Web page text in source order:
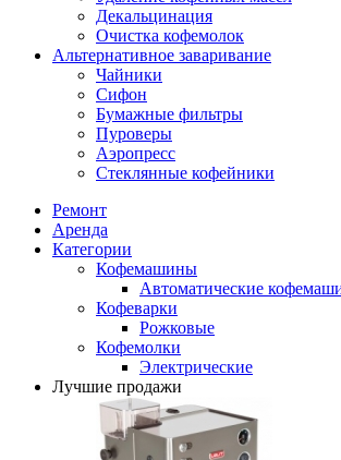
Декальцинация
Очистка кофемолок
Альтернативное заваривание
Чайники
Сифон
Бумажные фильтры
Пуроверы
Аэропресс
Стеклянные кофейники
Ремонт
Аренда
Категории
Кофемашины
Автоматические
Кофеварки
Рожковые
Кофемолки
Электрические
Лучшие продажи